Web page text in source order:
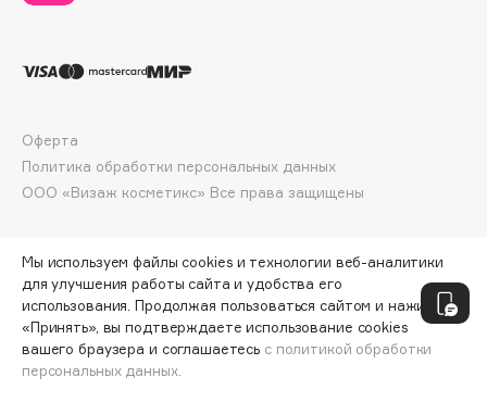
Dolomit
DP Daily Perfection
Dr. Vranjes Firenze
Dr.Althea
Dr.Jart+
DSD de Luxe
Dyson
ДОБАВИТЬ В КОРЗИНУ
ООО «Визаж косметикс» Все права защищены
Оферта
Политика обработки персональных данных
Мы используем файлы cookies и технологии веб-аналитики
для улучшения работы сайта и удобства его
использования. Продолжая пользоваться сайтом и нажимая
«Принять», вы подтверждаете использование cookies
вашего браузера и соглашаетесь с политикой обработки
персональных данных.